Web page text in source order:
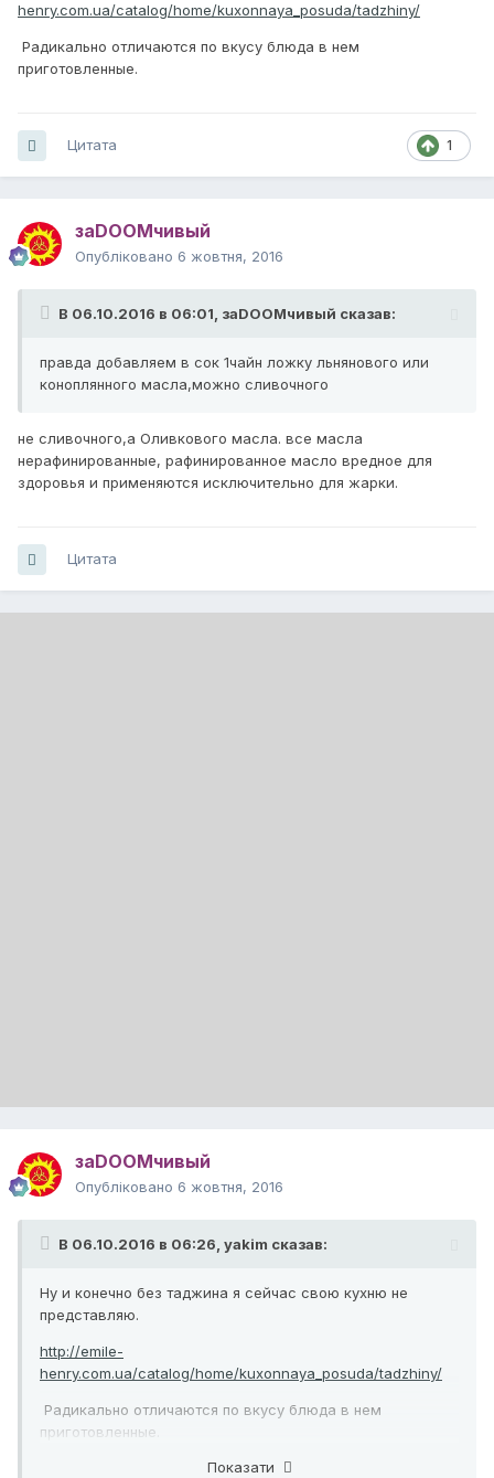
henry.com.ua/catalog/home/kuxonnaya_posuda/tadzhiny/
Радикально отличаются по вкусу блюда в нем
приготовленные.
1
Цитата
заDOOMчивый
Опубліковано 6 жовтня, 2016
В 06.10.2016 в 06:01, заDOOMчивый сказав:
правда добавляем в сок 1чайн ложку льнянового или
коноплянного масла,можно сливочного
не сливочного,а Оливкового масла. все масла
нерафинированные, рафинированное масло вредное для
здоровья и применяются исключительно для жарки.
Цитата
заDOOMчивый
Опубліковано 6 жовтня, 2016
В 06.10.2016 в 06:26, yakim сказав:
Ну и конечно без таджина я сейчас свою кухню не
представляю.
http://emile-
henry.com.ua/catalog/home/kuxonnaya_posuda/tadzhiny/
Радикально отличаются по вкусу блюда в нем
приготовленные.
Показати